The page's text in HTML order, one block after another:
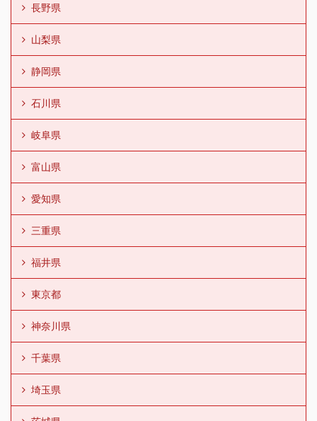
長野県
山梨県
静岡県
石川県
岐阜県
富山県
愛知県
三重県
福井県
東京都
神奈川県
千葉県
埼玉県